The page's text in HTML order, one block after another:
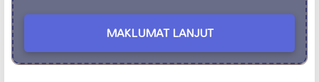
MAKLUMAT LANJUT